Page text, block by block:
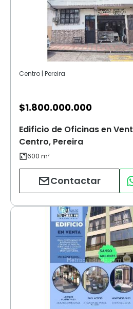
Centro | Pereira
$1.800.000.000
Edificio de Oficinas en
Centro, Pereira
Contactar